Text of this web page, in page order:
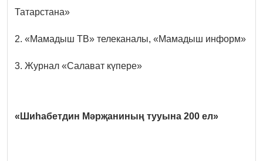
Татарстана»
2. «Мамадыш ТВ» телеканалы, «Мамадыш информ»
3. Журнал «Салават күпере»
«Шиһабетдин Мәрҗаниның тууына 200 ел»